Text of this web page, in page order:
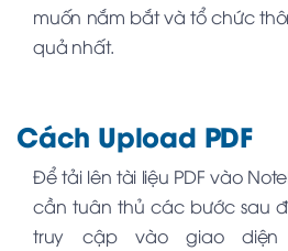
muốn nắm bắt và tổ chức
quả nhất.
Cách Upload PDF
Để tải lên tài liệu PDF vào
cần tuân thủ các bước sau
truy cập vào giao diện